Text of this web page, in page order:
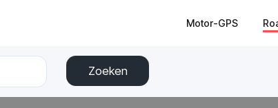
Motor-GPS
Zoeken